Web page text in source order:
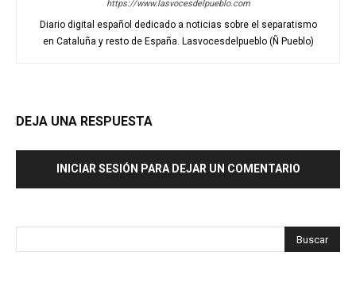
https://www.lasvocesdelpueblo.com
Diario digital español dedicado a noticias sobre el separatismo
en Cataluña y resto de España. Lasvocesdelpueblo (Ñ Pueblo)
DEJA UNA RESPUESTA
INICIAR SESIÓN PARA DEJAR UN COMENTARIO